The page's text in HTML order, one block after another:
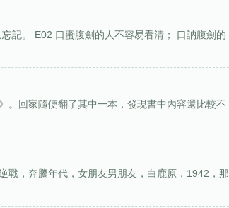
記。 E02 口蜜腹劍的人不容易看清； 口訥腹劍的
。回家隨便翻了其中一本，發現書中內容還比較不
戰，奔騰年代，女朋友男朋友，白鹿原，1942，那